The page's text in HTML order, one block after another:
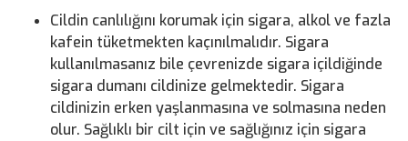
Cildin canlılığını korumak için sigara, alkol ve fazla
kafein tüketmekten kaçınılmalıdır. Sigara
kullanılmasanız bile çevrenizde sigara içildiğinde
sigara dumanı cildinize gelmektedir. Sigara
cildinizin erken yaşlanmasına ve solmasına neden
olur. Sağlıklı bir cilt için ve sağlığınız için sigara